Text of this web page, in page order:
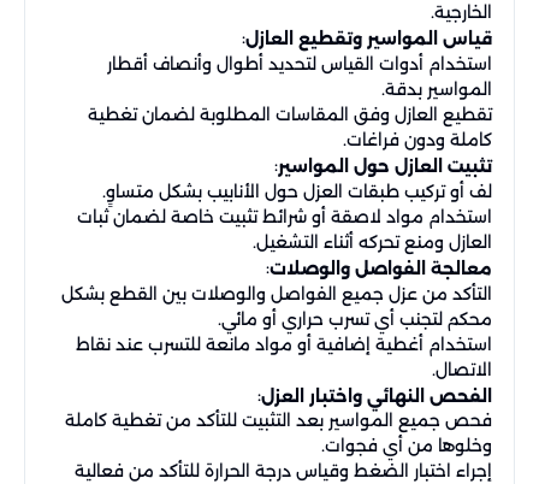
الخارجية.
قياس المواسير وتقطيع العازل:
استخدام أدوات القياس لتحديد أطوال وأنصاف أقطار
المواسير بدقة.
تقطيع العازل وفق المقاسات المطلوبة لضمان تغطية
كاملة ودون فراغات.
تثبيت العازل حول المواسير:
لف أو تركيب طبقات العزل حول الأنابيب بشكل متساوٍ.
استخدام مواد لاصقة أو شرائط تثبيت خاصة لضمان ثبات
العازل ومنع تحركه أثناء التشغيل.
معالجة الفواصل والوصلات:
التأكد من عزل جميع الفواصل والوصلات بين القطع بشكل
محكم لتجنب أي تسرب حراري أو مائي.
استخدام أغطية إضافية أو مواد مانعة للتسرب عند نقاط
الاتصال.
الفحص النهائي واختبار العزل:
فحص جميع المواسير بعد التثبيت للتأكد من تغطية كاملة
وخلوها من أي فجوات.
إجراء اختبار الضغط وقياس درجة الحرارة للتأكد من فعالية